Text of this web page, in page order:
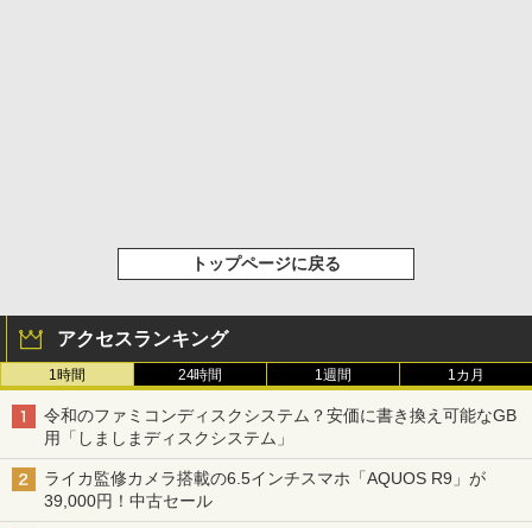
トップページに戻る
アクセスランキング
1時間 24時間 1週間 1カ月
令和のファミコンディスクシステム？安価に書き換え可能なGB
用「しましまディスクシステム」
ライカ監修カメラ搭載の6.5インチスマホ「AQUOS R9」が
39,000円！中古セール